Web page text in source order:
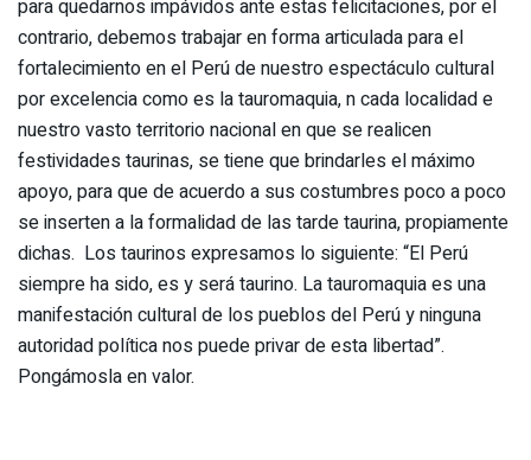
para quedarnos impávidos ante estas felicitaciones, por el
contrario, debemos trabajar en forma articulada para el
fortalecimiento en el Perú de nuestro espectáculo cultural
por excelencia como es la tauromaquia, n cada localidad e
nuestro vasto territorio nacional en que se realicen
festividades taurinas, se tiene que brindarles el máximo
apoyo, para que de acuerdo a sus costumbres poco a poco
se inserten a la formalidad de las tarde taurina, propiamente
dichas. Los taurinos expresamos lo siguiente: “El Perú
siempre ha sido, es y será taurino. La tauromaquia es una
manifestación cultural de los pueblos del Perú y ninguna
autoridad política nos puede privar de esta libertad”.
Pongámosla en valor.